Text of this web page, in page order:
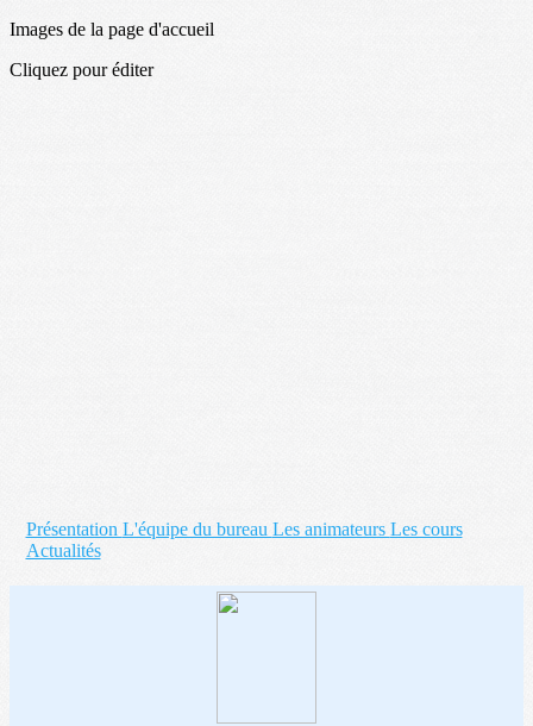
Images de la page d'accueil
Cliquez pour éditer
Présentation L'équipe du bureau Les animateurs Les cours
Actualités